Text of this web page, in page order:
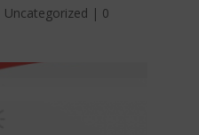
Uncategorized | 0